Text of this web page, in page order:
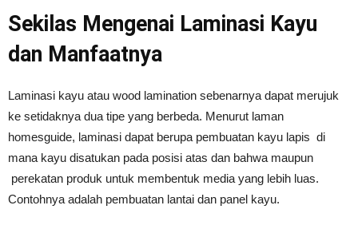
Lama
Sekilas Mengenai Laminasi Kayu
dan Manfaatnya
Laminasi kayu atau wood lamination sebenarnya dapat merujuk
ke setidaknya dua tipe yang berbeda. Menurut laman
homesguide, laminasi dapat berupa pembuatan kayu lapis di
mana kayu disatukan pada posisi atas dan bahwa maupun
perekatan produk untuk membentuk media yang lebih luas.
Contohnya adalah pembuatan lantai dan panel kayu.